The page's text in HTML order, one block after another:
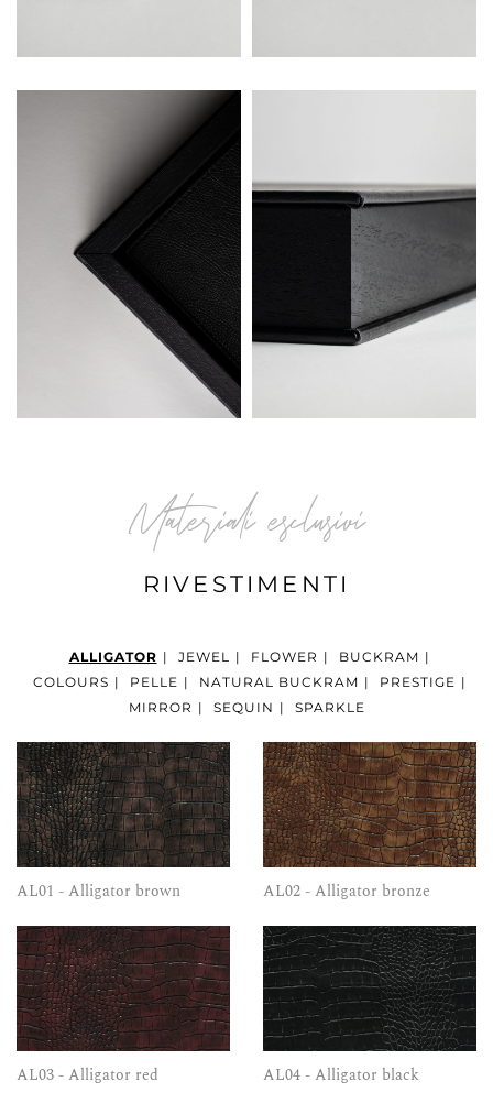
Materiali esclusivi
RIVESTIMENTI
ALLIGATOR | JEWEL | FLOWER | BUCKRAM |
COLOURS | PELLE | NATURAL BUCKRAM | PRESTIGE |
MIRROR | SEQUIN | SPARKLE
AL01 - Alligator brown AL02 - Alligator bronze
AL03 - Alligator red AL04 - Alligator black